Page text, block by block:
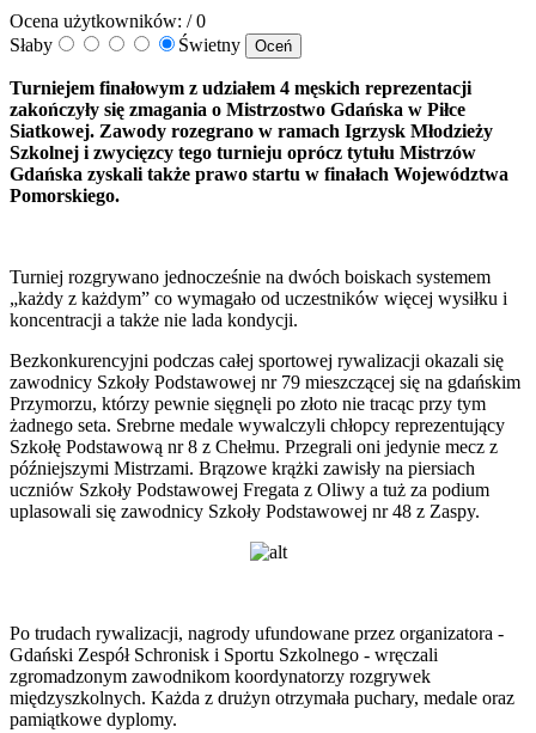
Ocena użytkowników: / 0
Słaby
Świetny
Turniejem finałowym z udziałem 4 męskich reprezentacji
zakończyły się zmagania o Mistrzostwo Gdańska w Piłce
Siatkowej. Zawody rozegrano w ramach Igrzysk Młodzieży
Szkolnej i zwycięzcy tego turnieju oprócz tytułu Mistrzów
Gdańska zyskali także prawo startu w finałach Województwa
Pomorskiego.
Turniej rozgrywano jednocześnie na dwóch boiskach systemem
„każdy z każdym” co wymagało od uczestników więcej wysiłku i
koncentracji a także nie lada kondycji.
Bezkonkurencyjni podczas całej sportowej rywalizacji okazali się
zawodnicy Szkoły Podstawowej nr 79 mieszczącej się na gdańskim
Przymorzu, którzy pewnie sięgnęli po złoto nie tracąc przy tym
żadnego seta. Srebrne medale wywalczyli chłopcy reprezentujący
Szkołę Podstawową nr 8 z Chełmu. Przegrali oni jedynie mecz z
późniejszymi Mistrzami. Brązowe krążki zawisły na piersiach
uczniów Szkoły Podstawowej Fregata z Oliwy a tuż za podium
uplasowali się zawodnicy Szkoły Podstawowej nr 48 z Zaspy.
Po trudach rywalizacji, nagrody ufundowane przez organizatora -
Gdański Zespół Schronisk i Sportu Szkolnego - wręczali
zgromadzonym zawodnikom koordynatorzy rozgrywek
międzyszkolnych. Każda z drużyn otrzymała puchary, medale oraz
pamiątkowe dyplomy.